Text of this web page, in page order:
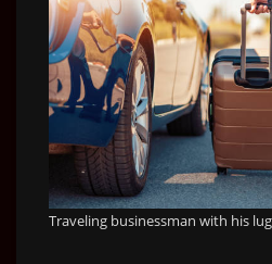
Traveling businessman with his